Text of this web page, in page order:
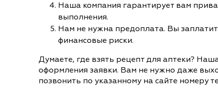
Наша компания гарантирует вам
выполнения.
Нам не нужна предоплата. Вы
финансовые риски.
Думаете, где взять рецепт для аптеки?
оформления заявки. Вам не нужно даже
позвонить по указанному на сайте номеру